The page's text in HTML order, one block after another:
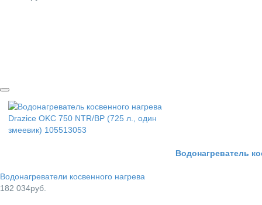
Водонагреватель
Водонагреватели косвенного нагрева
182 034руб.